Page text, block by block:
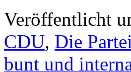
Veröffentlicht
CDU, Die Partei
bunt und